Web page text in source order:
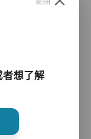
,到診醫生
徵、協助沐
者想了解